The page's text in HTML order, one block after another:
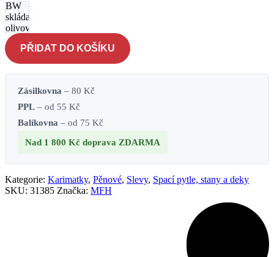
BW
skládací -
olivová
množství
PŘIDAT DO KOŠÍKU
Zásilkovna – 80 Kč
PPL – od 55 Kč
Balíkovna – od 75 Kč
Nad 1 800 Kč doprava ZDARMA
Kategorie: Karimatky, Pěnové, Slevy, Spací pytle, stany a deky
SKU: 31385 Značka: MFH